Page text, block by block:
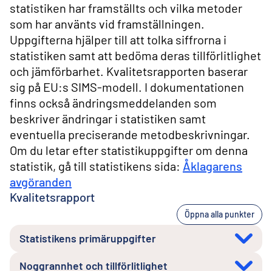
statistiken har framställts och vilka metoder
som har använts vid framställningen.
Uppgifterna hjälper till att tolka siffrorna i
statistiken samt att bedöma deras tillförlitlighet
och jämförbarhet. Kvalitetsrapporten baserar
sig på EU:s SIMS-modell. I dokumentationen
finns också ändringsmeddelanden som
beskriver ändringar i statistiken samt
eventuella preciserande metodbeskrivningar.
Om du letar efter statistikuppgifter om denna
statistik, gå till statistikens sida: Åklagarens
avgöranden
Kvalitetsrapport
Öppna alla punkter
Statistikens primäruppgifter
Noggrannhet och tillförlitlighet